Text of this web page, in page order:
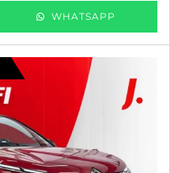
WHATSAPP